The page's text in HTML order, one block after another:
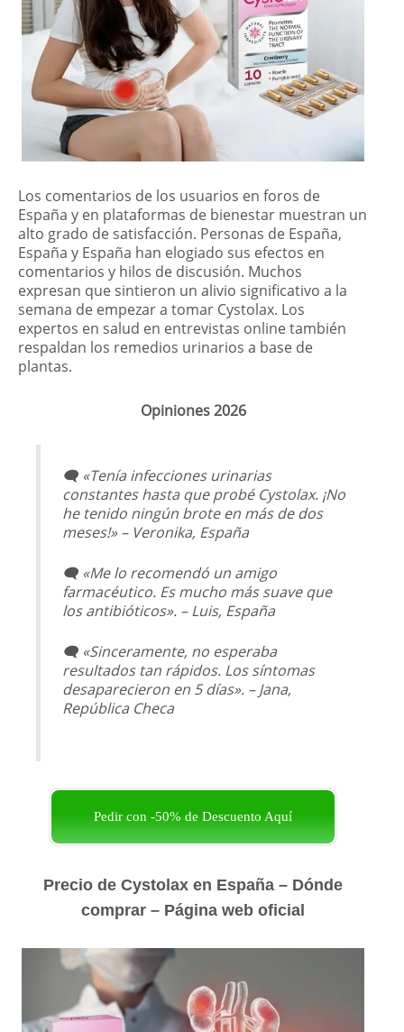
Los comentarios de los usuarios en foros de
España y en plataformas de bienestar muestran un
alto grado de satisfacción. Personas de España,
España y España han elogiado sus efectos en
comentarios y hilos de discusión. Muchos
expresan que sintieron un alivio significativo a la
semana de empezar a tomar Cystolax. Los
expertos en salud en entrevistas online también
respaldan los remedios urinarios a base de
plantas.
Opiniones 2026
🗨️ «Tenía infecciones urinarias
constantes hasta que probé Cystolax. ¡No
he tenido ningún brote en más de dos
meses!» – Veronika, España
🗨️ «Me lo recomendó un amigo
farmacéutico. Es mucho más suave que
los antibióticos». – Luis, España
🗨️ «Sinceramente, no esperaba
resultados tan rápidos. Los síntomas
desaparecieron en 5 días». – Jana,
República Checa
Pedir con -50% de Descuento Aquí
Precio de Cystolax en España – Dónde
comprar – Página web oficial